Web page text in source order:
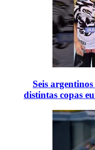
Seis
distintas copas